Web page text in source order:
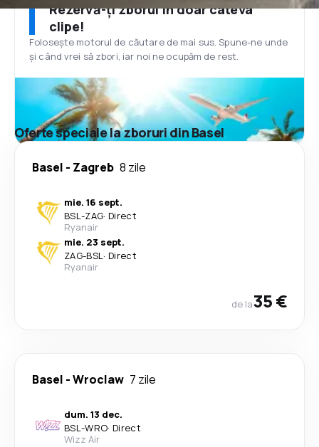
Rezervă-ți zborul în doar câteva
clipe!
Folosește motorul de căutare de mai sus. Spune-ne unde
și când vrei să zbori, iar noi ne ocupăm de rest.
Oferte speciale la zboruri din Basel
Basel - Zagreb 8 zile
mie. 16 sept.
BSL-ZAG· Direct
Ryanair
mie. 23 sept.
ZAG-BSL· Direct
Ryanair
de la35 €
Basel -Wroclaw 7 zile
dum. 13 dec.
BSL-WRO· Direct
Wizz Air